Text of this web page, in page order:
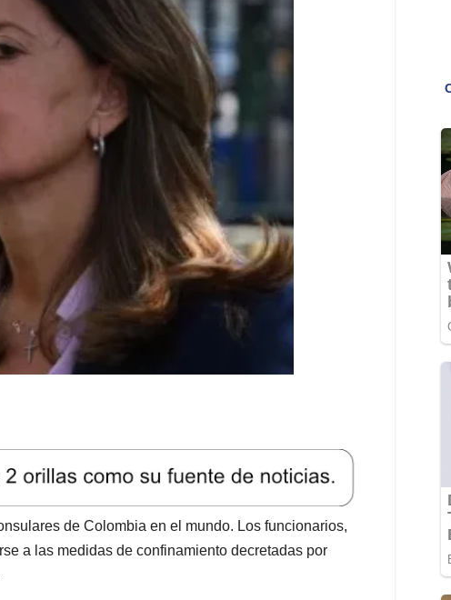
de Colombia en el mundo. Los funcionarios,
a las medidas de confinamiento decretadas por